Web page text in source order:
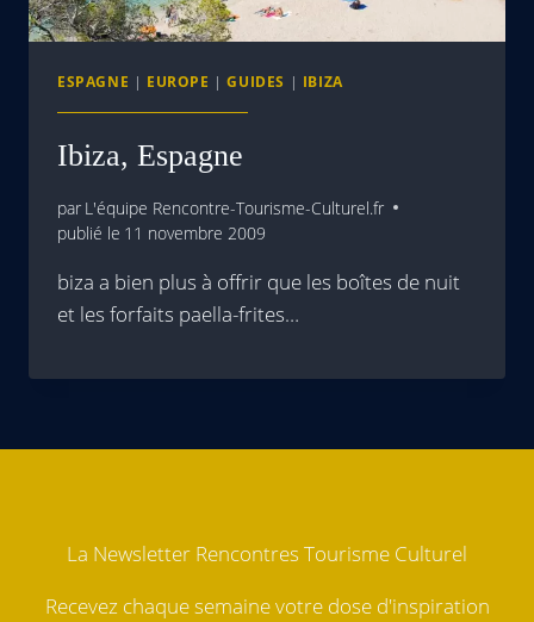
ESPAGNE | EUROPE |GUIDES | IBIZA
Ibiza, Espagne
par L'équipe Rencontre-Tourisme-Culturel.fr
publié le 11 novembre 2009
biza a bien plus à offrir que les boîtes de nuit
et les forfaits paella-frites…
La Newsletter Rencontres Tourisme Culturel
Recevez chaque semaine votre dose d'inspiration